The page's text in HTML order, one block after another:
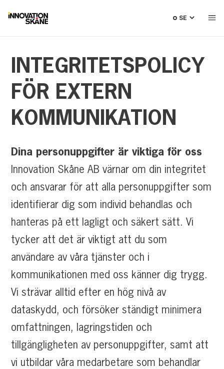
INTEGRITETSPOLICY
FÖR EXTERN
KOMMUNIKATION
Dina personuppgifter är viktiga för oss
Innovation Skåne AB värnar om din integritet
och ansvarar för att alla personuppgifter som
identifierar dig som individ behandlas och
hanteras på ett lagligt och säkert sätt. Vi
tycker att det är viktigt att du som
användare av våra tjänster och i
kommunikationen med oss känner dig trygg.
Vi strävar alltid efter en hög nivå av
dataskydd, och försöker ständigt minimera
omfattningen, lagringstiden och
tillgängligheten av personuppgifter, samt att
vi utbildar våra medarbetare som behandlar